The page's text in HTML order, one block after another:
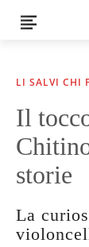
LI SALVI CHI
Il
storie
La